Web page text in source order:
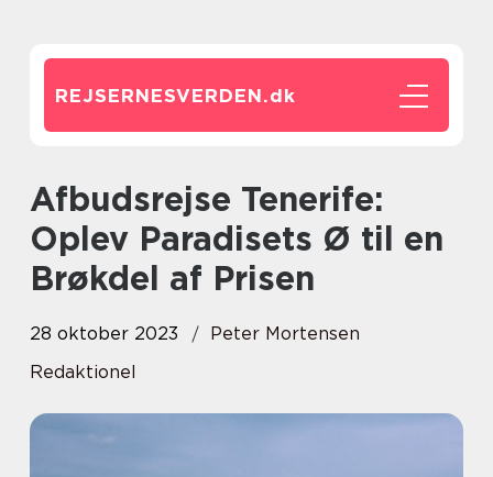
REJSERNESVERDEN.dk
Afbudsrejse Tenerife:
Oplev Paradisets Ø til en
Brøkdel af Prisen
28 oktober 2023
Peter Mortensen
Redaktionel